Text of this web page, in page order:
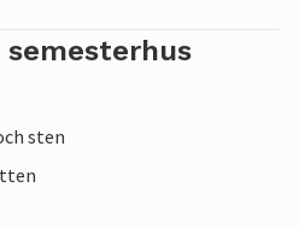
sten